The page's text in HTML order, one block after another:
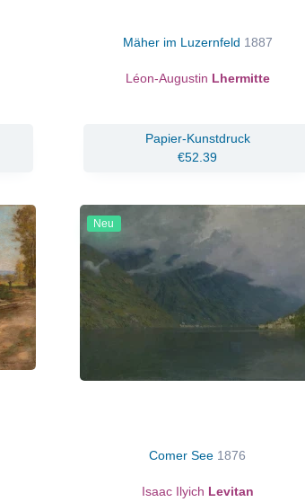
Mäher im Luzernfeld 1887
Léon-Augustin Lhermitte
Papier-Kunstdruck
€52.39
Neu
Comer See 1876
Isaac Ilyich Levitan